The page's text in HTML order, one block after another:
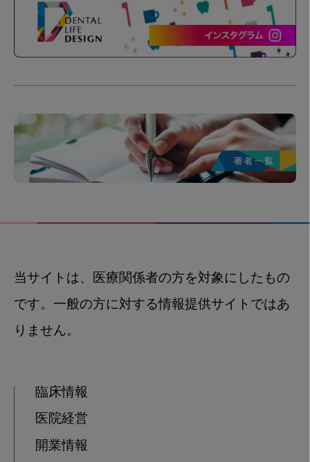
当サイトは、医療関係者の方を対象にしたもの
です。一般の方に対する情報提供サイトではあ
りません。
臨床情報
医院経営
開業情報